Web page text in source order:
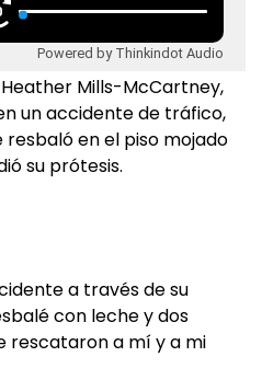
Powered by Thinkindot Audio
Heather Mills-McCartney,
un accidente de tráfico,
en el piso mojado
su prótesis.
a través de su
con leche y dos
rescataron a mí y a mi